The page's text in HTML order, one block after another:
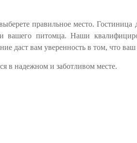
правильное место. Гостиница
питомца. Наши
даст вам уверенность в том, что
в надежном и заботливом месте.